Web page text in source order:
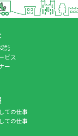
託
ビス
ー
ての仕事
ての仕事